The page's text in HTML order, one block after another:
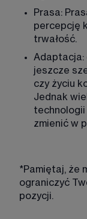
Prasa:
percepcję
trwałość.
Adaptacja:
jeszcze
czy życiu
Jednak
technologii
zmienić w
*Pamiętaj, że
ograniczyć
pozycji.